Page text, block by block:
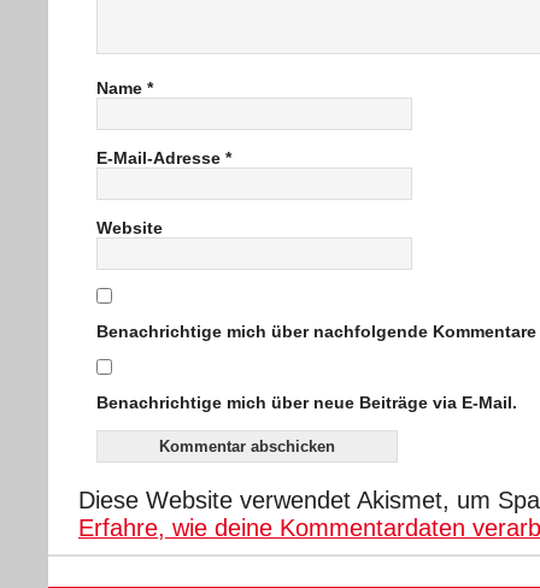
Name *
E-Mail-Adresse *
Website
Benachrichtige mich über nachfolgende Kommentare
Benachrichtige mich über neue Beiträge via E-Mail.
Diese Website verwendet Akismet, um
Erfahre, wie deine Kommentardaten